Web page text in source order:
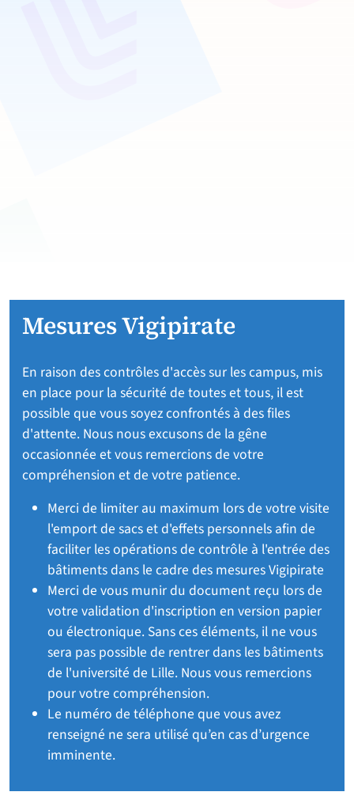
Mesures Vigipirate
En raison des contrôles d'accès sur les campus, mis
en place pour la sécurité de toutes et tous, il est
possible que vous soyez confrontés à des files
d'attente. Nous nous excusons de la gêne
occasionnée et vous remercions de votre
compréhension et de votre patience.
Merci de limiter au maximum lors de votre visite
l'emport de sacs et d'effets personnels afin de
faciliter les opérations de contrôle à l'entrée des
bâtiments dans le cadre des mesures Vigipirate
Merci de vous munir du document reçu lors de
votre validation d'inscription en version papier
ou électronique. Sans ces éléments, il ne vous
sera pas possible de rentrer dans les bâtiments
de l'université de Lille. Nous vous remercions
pour votre compréhension.
Le numéro de téléphone que vous avez
renseigné ne sera utilisé qu’en cas d’urgence
imminente.